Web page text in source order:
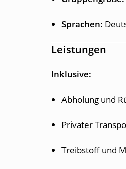
Sprachen:
Leistungen
Inklusive:
Abholung und
Privater
Treibstoff und